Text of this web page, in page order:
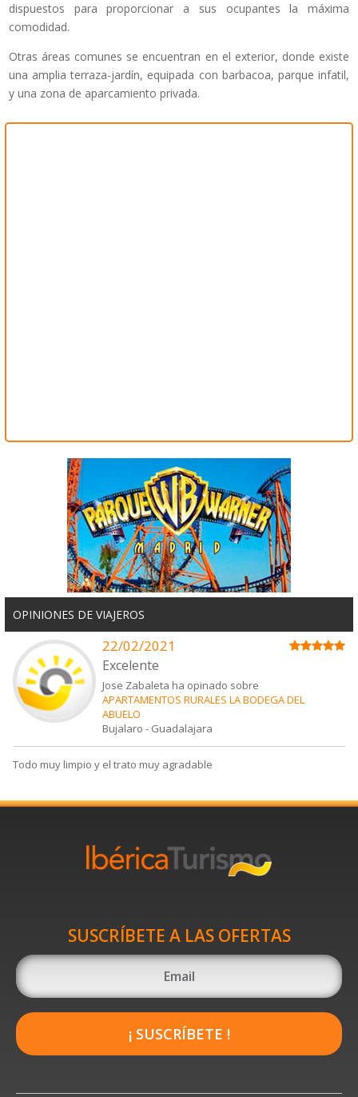
dispuestos para proporcionar a sus ocupantes la máxima
comodidad.
Otras áreas comunes se encuentran en el exterior, donde existe
una amplia terraza-jardín, equipada con barbacoa, parque infatil,
y una zona de aparcamiento privada.
OPINIONES DE VIAJEROS
22/02/2021
Excelente
Jose Zabaleta ha opinado sobre
APARTAMENTOS RURALES LA BODEGA DEL
ABUELO
Bujalaro - Guadalajara
Todo muy limpio y el trato muy agradable
SUSCRÍBETE A LAS OFERTAS
¡ SUSCRÍBETE !